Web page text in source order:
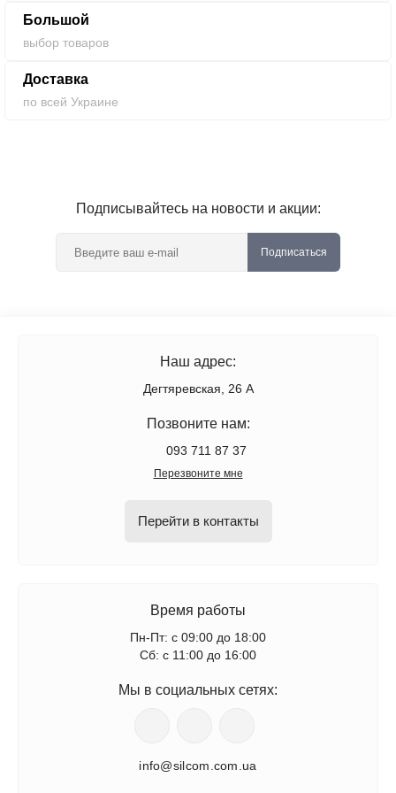
Большой
выбор товаров
Доставка
по всей Украине
Подписывайтесь на новости и акции:
Подписаться
Наш адрес:
Дегтяревская, 26 А
Позвоните нам:
093 711 87 37
Перезвоните мне
Перейти в контакты
Время работы
Пн-Пт: с 09:00 до 18:00
Сб: с 11:00 до 16:00
Мы в социальных сетях:
info@silcom.com.ua